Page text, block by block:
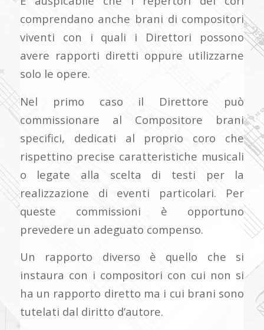
comprendano anche brani di compositori
viventi con i quali i Direttori possono
avere rapporti diretti oppure utilizzarne
solo le opere.
Nel primo caso il Direttore può
commissionare al Compositore brani
specifici, dedicati al proprio coro che
rispettino precise caratteristiche musicali
o legate alla scelta di testi per la
realizzazione di eventi particolari. Per
queste commissioni è opportuno
prevedere un adeguato compenso.
Un rapporto diverso è quello che si
instaura con i compositori con cui non si
ha un rapporto diretto ma i cui brani sono
tutelati dal diritto d’autore.